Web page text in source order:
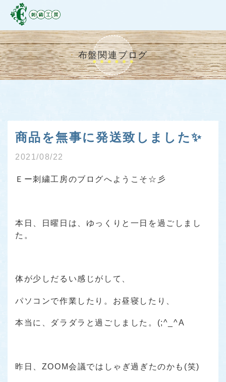
布盤関連ブログ
商品を無事に発送致しました✨
2021/08/22
Ｅー刺繍工房のブログへようこそ☆彡
本日、日曜日は、ゆっくりと一日を過ごしまし
た。
体が少しだるい感じがして、
パソコンで作業したり。お昼寝したり、
本当に、ダラダラと過ごしました。(;^_^A
昨日、ZOOM会議ではしゃぎ過ぎたのかも(笑)